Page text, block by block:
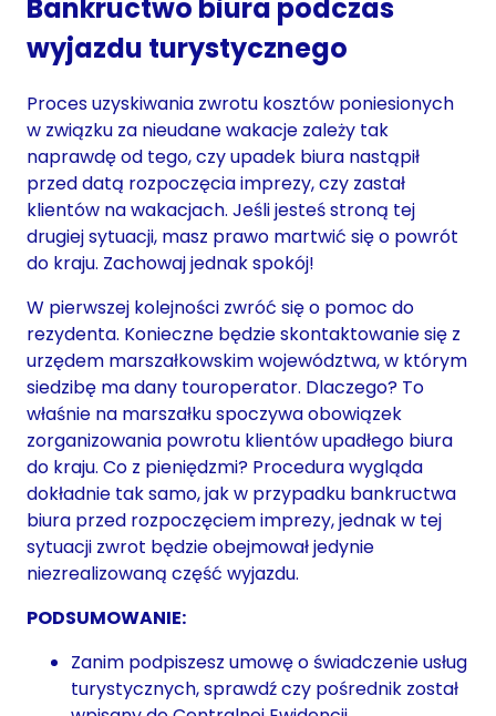
Bankructwo biura podczas
wyjazdu turystycznego
Proces uzyskiwania zwrotu kosztów poniesionych
w związku za nieudane wakacje zależy tak
naprawdę od tego, czy upadek biura nastąpił
przed datą rozpoczęcia imprezy, czy zastał
klientów na wakacjach. Jeśli jesteś stroną tej
drugiej sytuacji, masz prawo martwić się o powrót
do kraju. Zachowaj jednak spokój!
W pierwszej kolejności zwróć się o pomoc do
rezydenta. Konieczne będzie skontaktowanie się z
urzędem marszałkowskim województwa, w którym
siedzibę ma dany touroperator. Dlaczego? To
właśnie na marszałku spoczywa obowiązek
zorganizowania powrotu klientów upadłego biura
do kraju. Co z pieniędzmi? Procedura wygląda
dokładnie tak samo, jak w przypadku bankructwa
biura przed rozpoczęciem imprezy, jednak w tej
sytuacji zwrot będzie obejmował jedynie
niezrealizowaną część wyjazdu.
PODSUMOWANIE:
Zanim podpiszesz umowę o świadczenie usług
turystycznych, sprawdź czy pośrednik został